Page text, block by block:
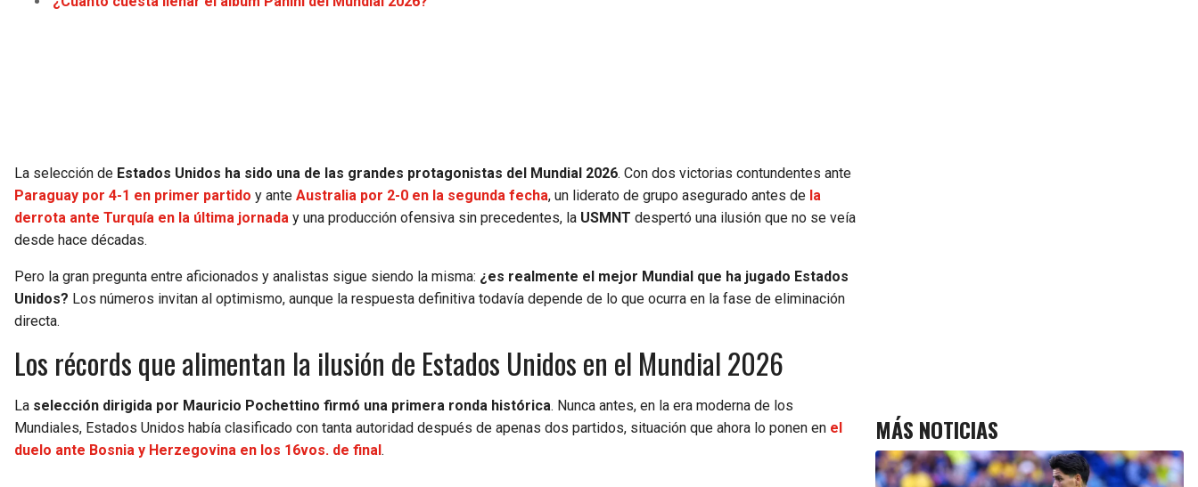
La selección de Estados Unidos ha sido una de las grandes protagonistas del Mundial 2026. Con dos victorias contundentes ante
Paraguay por 4-1 en primer partido y ante Australia por 2-0 en la segunda fecha, un liderato de grupo asegurado antes de la
derrota ante Turquía en la última jornada y una producción ofensiva sin precedentes, la USMNT despertó una ilusión que no se veía
desde hace décadas.
Pero la gran pregunta entre aficionados y analistas sigue siendo la misma: ¿es realmente el mejor Mundial que ha jugado Estados
Unidos? Los números invitan al optimismo, aunque la respuesta definitiva todavía depende de lo que ocurra en la fase de eliminación
directa.
Los récords que alimentan la ilusión de Estados Unidos en el Mundial 2026
La selección dirigida por Mauricio Pochettino firmó una primera ronda histórica. Nunca antes, en la era moderna de los
Mundiales, Estados Unidos había clasificado con tanta autoridad después de apenas dos partidos, situación que ahora lo ponen en el
duelo ante Bosnia y Herzegovina en los 16vos. de final.
MÁS NOTICIAS